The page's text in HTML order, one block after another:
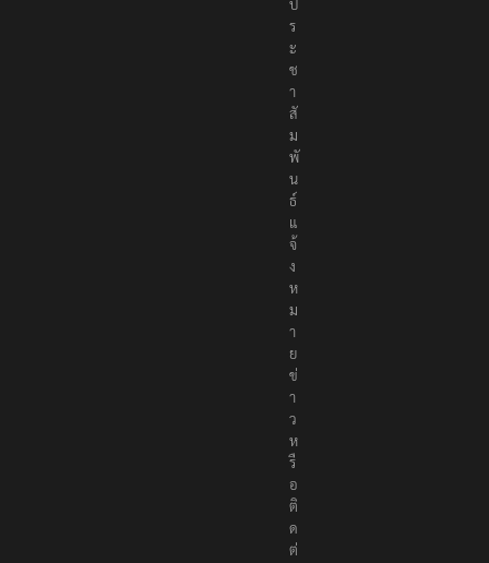
า
ว
ป
ร
ะ
ช
า
สั
ม
พั
น
ธ์
แ
จ้
ง
ห
ม
า
ย
ข่
า
ว
ห
รื
อ
ติ